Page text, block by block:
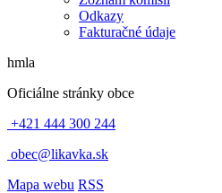
Odkazy
Fakturačné údaje
hmla
Oficiálne stránky obce
+421 444 300 244
obec@likavka.sk
Mapa webu RSS